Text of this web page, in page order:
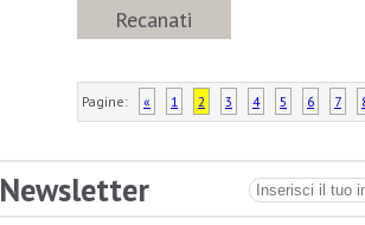
Recanati
Pagine: « 1 2 3 4 5 6 7
Newsletter